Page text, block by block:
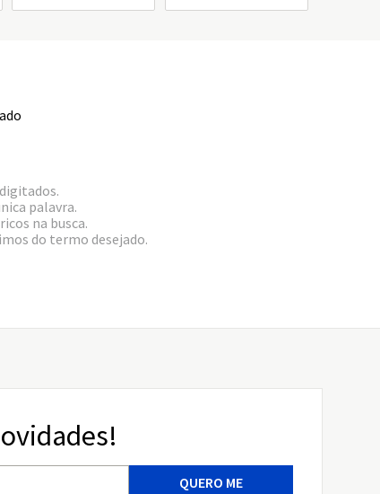
palavra.
na busca.
do termo desejado.
QUERO ME